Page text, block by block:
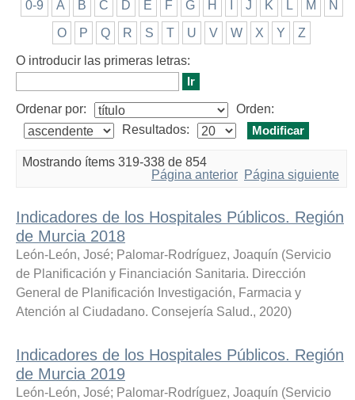
0-9 A B C D E F G H J K L M N
O P Q R S T U V W X Y Z
O introducir las primeras letras:
Ordenar por:
Orden:
Resultados:
Mostrando ítems 319-338 de 854
Página anterior Página siguiente
Indicadores de los Hospitales Públicos. Región
de Murcia 2018
León-León, José; Palomar-Rodríguez, Joaquín (Servicio
de Planificación y Financiación Sanitaria. Dirección
General de Planificación Investigación, Farmacia y
Atención al Ciudadano. Consejería Salud., 2020)
Indicadores de los Hospitales Públicos. Región
de Murcia 2019
León-León, José; Palomar-Rodríguez, Joaquín (Servicio